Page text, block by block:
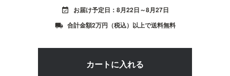
event_available お届け予定日：8月22日～8月27日
local_shipping 合計金額2万円（税込）以上で送料無料